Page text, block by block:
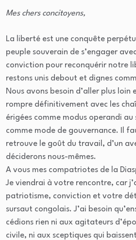
Mes chers concitoyens,
La liberté est une conquête
peuple souverain de s’engager
conviction pour reconquérir notre
restons unis debout et dignes
Nous avons besoin d’aller plus loin
rompre définitivement avec les
érigées comme modus operandi
comme mode de gouvernance. Il
retrouve le goût du travail, d’un
déciderons nous-mêmes.
A vous mes compatriotes de la
Je viendrai à votre rencontre, car
patriotisme, conviction et votre
sursaut congolais. J’ai besoin
cédions rien ni aux agitateurs
civile, ni aux sceptiques qui